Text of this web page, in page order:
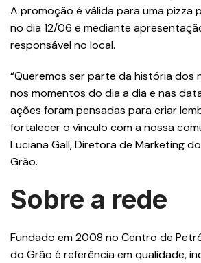
A promoção é válida para uma pizza
no dia 12/06 e mediante
responsável no local.
“Queremos ser parte da história dos
nos momentos do dia a dia e nas
ações foram pensadas para criar
fortalecer o vínculo com a nossa
Luciana Gall, Diretora de Marketing
Grão.
Sobre a rede
Fundado em 2008 no Centro de
do Grão é referência em qualidade,